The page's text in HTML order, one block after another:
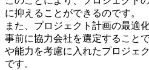
に抑えることができるのです。
また、プロジェクト計画の最適
事前に協力会社を選定すること
や能力を考慮に入れたプロジェ
です。